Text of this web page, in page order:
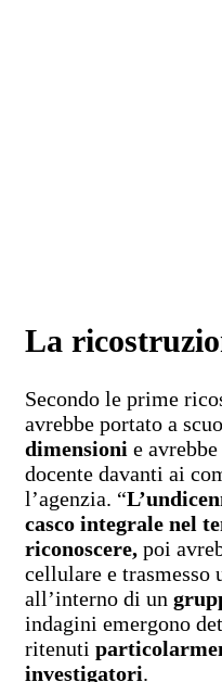
La
Secondo le prime
avrebbe portato a
dimensioni e
docente davanti ai
l’agenzia. “
casco integrale nel
riconoscere, poi
cellulare e trasmesso
all’interno di un
indagini emergono
ritenuti
investigatori.